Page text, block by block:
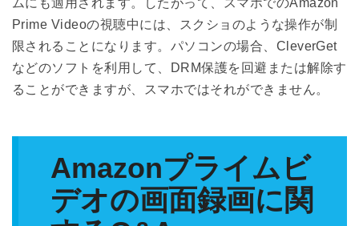
ムにも適用されます。したがって、スマホでのAmazon
Prime Videoの視聴中には、スクショのような操作が制
限されることになります。パソコンの場合、CleverGet
などのソフトを利用して、DRM保護を回避または解除す
ることができますが、スマホではそれができません。
Amazonプライムビ
デオの画面録画に関